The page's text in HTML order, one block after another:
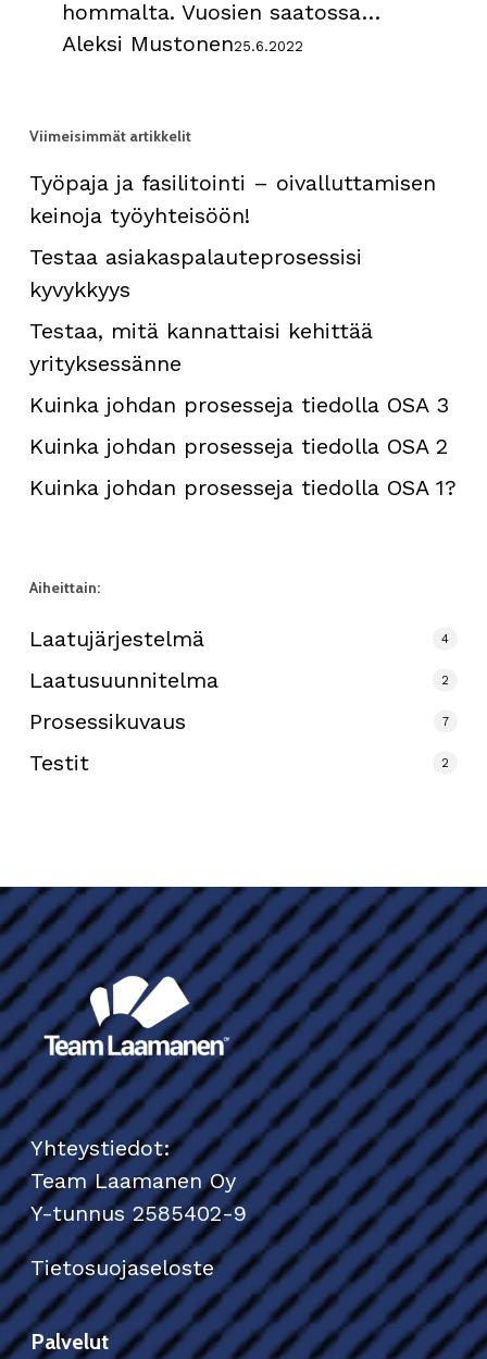
hommalta. Vuosien saatossa…
Aleksi Mustonen25.6.2022
Viimeisimmät artikkelit
Työpaja ja fasilitointi – oivalluttamisen
keinoja työyhteisöön!
Testaa asiakaspalauteprosessisi
kyvykkyys
Testaa, mitä kannattaisi kehittää
yrityksessänne
Kuinka johdan prosesseja tiedolla OSA 3
Kuinka johdan prosesseja tiedolla OSA 2
Kuinka johdan prosesseja tiedolla OSA 1?
Aiheittain:
Laatujärjestelmä 4
Laatusuunnitelma 2
Prosessikuvaus 7
Testit 2
Yhteystiedot:
Team Laamanen Oy
Y-tunnus 2585402-9
Tietosuojaseloste
Palvelut